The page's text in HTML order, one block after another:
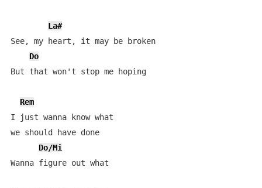
La#
See, my heart, it may be broken
Do
But that won't stop me hoping
Rem
I just wanna know what
we should have done
Do/Mi
Wanna figure out what